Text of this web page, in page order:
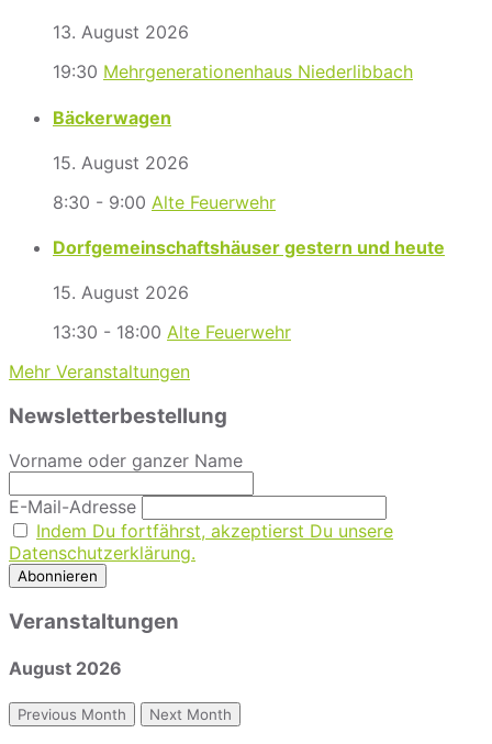
13. August 2026
19:30 Mehrgenerationenhaus Niederlibbach
Bäckerwagen
15. August 2026
8:30 - 9:00 Alte Feuerwehr
Dorfgemeinschaftshäuser gestern und heute
15. August 2026
13:30 - 18:00 Alte Feuerwehr
Mehr Veranstaltungen
Newsletterbestellung
Vorname oder ganzer Name
E-Mail-Adresse
Indem Du fortfährst, akzeptierst Du unsere
Datenschutzerklärung.
Veranstaltungen
August 2026
Previous Month Next Month